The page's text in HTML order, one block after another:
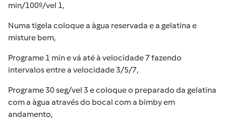
min/100º/vel 1,
Numa tigela coloque a àgua reservada e a gelatina e
misture bem,
Programe 1 min e vá até à velocidade 7 fazendo
intervalos entre a velocidade 3/5/7,
Programe 30 seg/vel 3 e coloque o preparado da gelatina
com a àgua através do bocal com a bimby em
andamento,